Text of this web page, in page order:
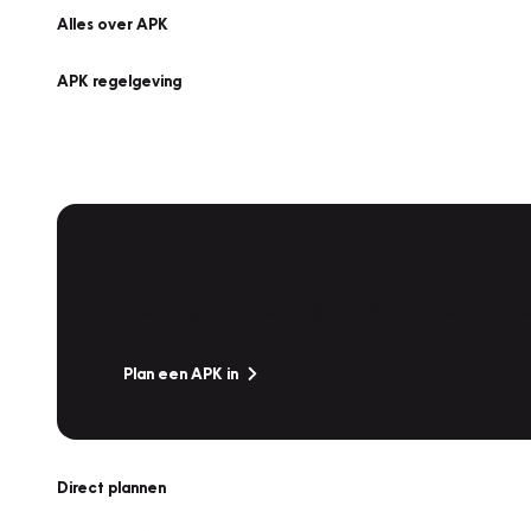
Alles over APK
APK regelgeving
Plan een APK in
Direct plannen